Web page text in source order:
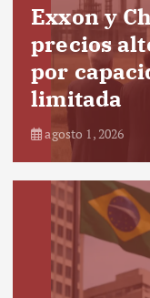
Exxon y
precios
por
limitada
agosto 1, 2026